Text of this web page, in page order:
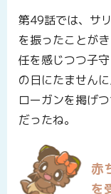
第49話では、サ
を振ったことが
任を感じつつ子
の日にたません
ローガンを掲げ
だったね。
赤
を